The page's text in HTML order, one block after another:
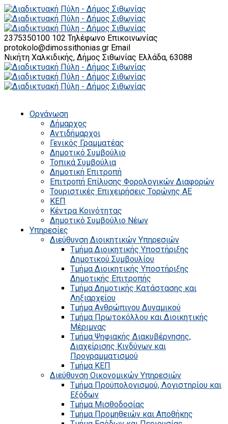
2375350100 102 Τηλέφωνο Επικοινωνίας
protokolo@dimossithonias.gr Email
Νικήτη Χαλκιδικής, Δήμος Σιθωνίας Ελλάδα, 63088
Οργάνωση
Δήμαρχος
Αντιδήμαρχοι
Γενικός Γραμματέας
Δημοτικό Συμβούλιο
Τοπικά Συμβούλια
Δημοτική Επιτροπή
Επιτροπή Επίλυσης Φορολογικών Διαφορών
Τουριστικές Επιχειρήσεις Τορώνης ΑΕ
ΚΕΠ
Κέντρα Κοινότητας
Δημοτικό Συμβούλιο Νέων
Υπηρεσίες
Διεύθυνση Διοικητικών Υπηρεσιών
Τμήμα Διοικητικής Υποστήριξης
Δημοτικού Συμβουλίου
Τμήμα Διοικητικής Υποστήριξης
Δημοτικής Επιτροπής
Τμήμα Δημοτικής Κατάστασης και
Ληξιαρχείου
Τμήμα Ανθρώπινου Δυναμικού
Τμήμα Πρωτοκόλλου και Διοικητικής
Μέριμνας
Τμήμα Ψηφιακής Διακυβέρνησης,
Διαχείρισης Κινδύνων και
Προγραμματισμού
Τμήμα ΚΕΠ
Διεύθυνση Οικονομικών Υπηρεσιών
Τμήμα Προϋπολογισμού, Λογιστηρίου και
Εξόδων
Τμήμα Μισθοδοσίας
Τμήμα Προμηθειών και Αποθήκης